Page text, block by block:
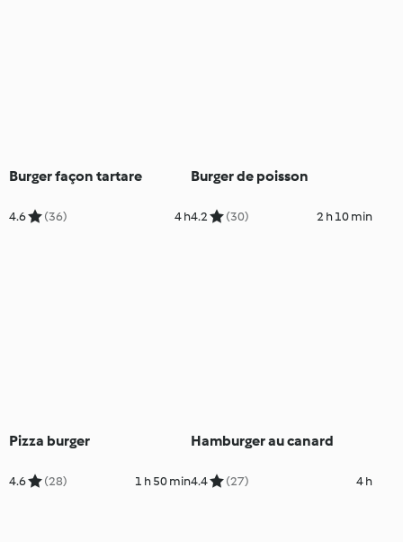
Burger façon tartare
4.6 (36) 4 h
Burger de poisson
4.2 (30) 2 h 10 min
Pizza burger
4.6 (28) 1 h 50 min
Hamburger au canard
4.4 (27) 4 h